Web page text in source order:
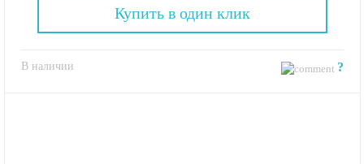
В наличии ?
Купить в один клик